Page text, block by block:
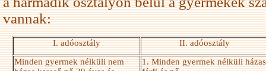
vannak:
I. adóosztály
II. adóosztály
Minden gyermek nélküli nem
1. Minden gyermek nélküli házas